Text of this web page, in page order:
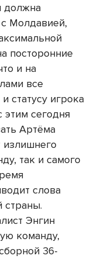
должна
Молдавией,
посторонние
и на
все
статусу игрока
этим сегодня
Артёма
излишнего
так и самого
слова
страны.
Энгин
команду,
36-